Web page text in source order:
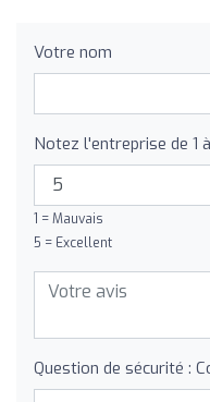
Votre nom
Notez l'entreprise de 1
1 = Mauvais
5 = Excellent
Question de sécurité :